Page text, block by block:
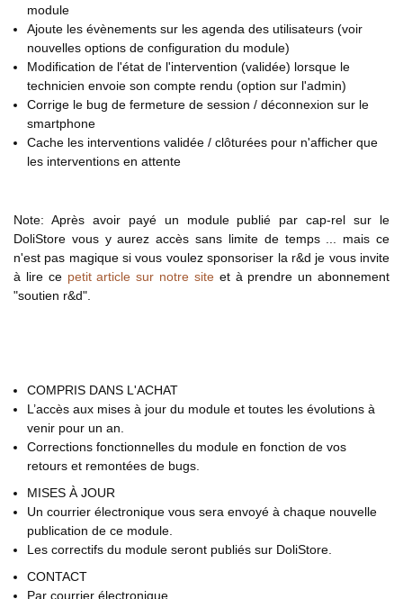
module
Ajoute les évènements sur les agenda des utilisateurs (voir
nouvelles options de configuration du module)
Modification de l'état de l'intervention (validée) lorsque le
technicien envoie son compte rendu (option sur l'admin)
Corrige le bug de fermeture de session / déconnexion sur le
smartphone
Cache les interventions validée / clôturées pour n'afficher que
les interventions en attente
Note: Après avoir payé un module publié par cap-rel sur le
DoliStore vous y aurez accès sans limite de temps ... mais ce
n'est pas magique si vous voulez sponsoriser la r&d je vous invite
à lire ce petit article sur notre siteet à prendre un abonnement
"soutien r&d".
COMPRIS DANS L'ACHAT
L’accès aux mises à jour du module et toutes les évolutions à
venir pour un an.
Corrections fonctionnelles du module en fonction de vos
retours et remontées de bugs.
MISES À JOUR
Un courrier électronique vous sera envoyé à chaque nouvelle
publication de ce module.
Les correctifs du module seront publiés sur DoliStore.
CONTACT
Par courrier électronique.